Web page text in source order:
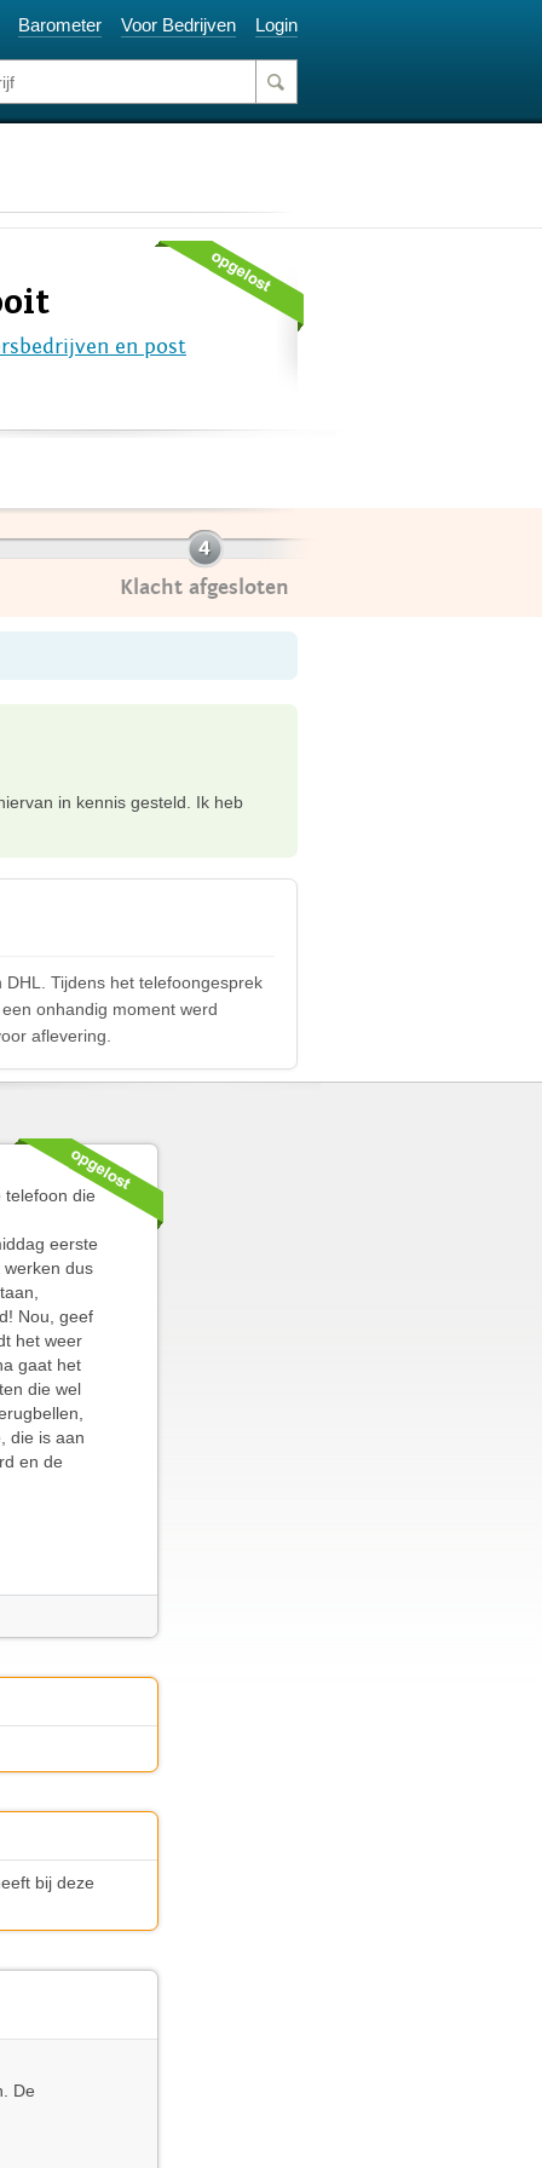
Barometer Voor Bedrijven Login
en post
Klacht afgesloten
in kennis gesteld. Ik heb
Tijdens het telefoongesprek
onhandig moment werd
aflevering.
telefoon die
eerste
werken dus
Nou, geef
het weer
gaat het
die wel
die is aan
en de
bij deze
De